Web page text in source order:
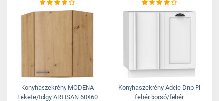
Konyhaszekrény MODENA
Fekete/tölgy ARTISAN 60X60
Konyhaszekrény Adele Dnp Pl
fehér borsó/fehér